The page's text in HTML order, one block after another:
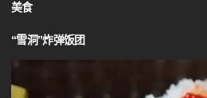
美食
“雪洞”炸弹饭团